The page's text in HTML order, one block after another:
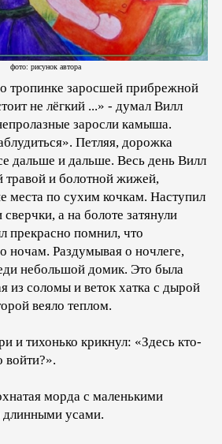
фото: рисунок автора
тропинке заросшей прибрежной
не лёгкий ...» - думал Вилл
заросли камыша.
Петляя, дорожка
дальше и дальше. Весь день Вилл
травой и болотной жижей,
места по сухим кочкам. Наступил
а на болоте затянули
прекрасно помнил, что
ночам. Раздумывая о ночлеге,
небольшой домик. Это была
из соломы и веток хатка с дырой
веяло теплом.
и тихонько крикнул: «Здесь кто-
войти?».
морда с маленькими
длинными усами.